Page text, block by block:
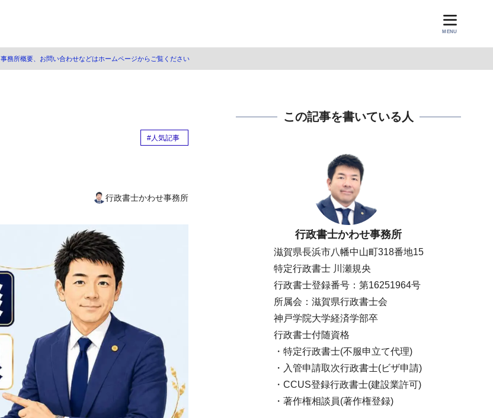
MENU
事務所概要、お問い合わせなどはホームページからご覧ください
#人気記事
行政書士かわせ事務所
この記事を書いている人
行政書士かわせ事務所
滋賀県長浜市八幡中山町318番地15
特定行政書士 川瀬規央
行政書士登録番号：第16251964号
所属会：滋賀県行政書士会
神戸学院大学経済学部卒
行政書士付随資格
・特定行政書士(不服申立て代理)
・入管申請取次行政書士(ビザ申請)
・CCUS登録行政書士(建設業許可)
・著作権相談員(著作権登録)